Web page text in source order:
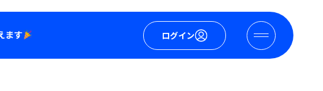
ログイン